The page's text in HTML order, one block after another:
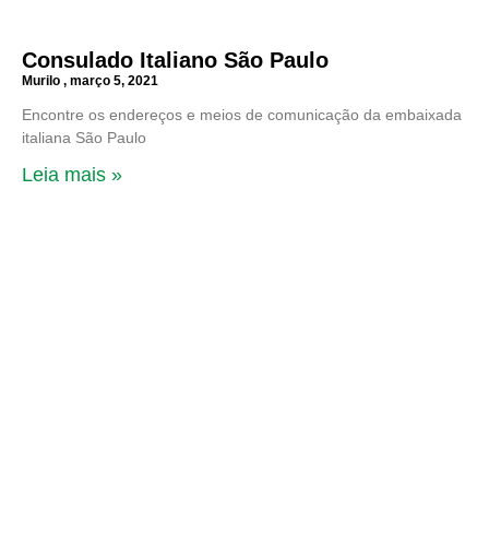
Consulado Italiano São Paulo
Murilo março 5, 2021
Encontre os endereços e meios de comunicação da embaixada
italiana São Paulo
Leia mais »